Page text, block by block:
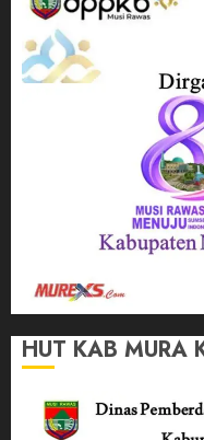
HUT KAB MURA